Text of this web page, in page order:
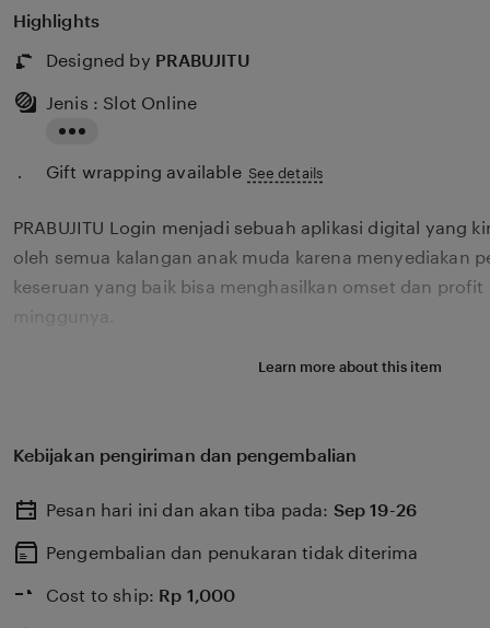
Highlights
Designed by PRABUJITU
the
description
Jenis : Slot Online
Gift wrapping available See details
PRABUJITU Login menjadi sebuah aplikasi digital yang
oleh semua kalangan anak muda karena menyediakan
keseruan yang baik bisa menghasilkan omset dan
minggunya.
Learn more about this item
Kebijakan pengiriman dan pengembalian
Pesan hari ini dan akan tiba pada: Sep 19-26
Pengembalian dan penukaran tidak diterima
Cost to ship: Rp 1,000